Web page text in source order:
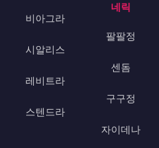
비아그라
시알리스
레비트라
스텐드라
네릭
팔팔정
센돔
구구정
자이데나